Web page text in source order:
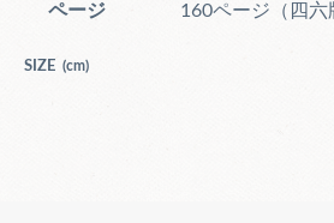
ページ 160ページ（四六
SIZE (cm)